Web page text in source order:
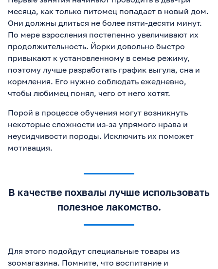
месяца, как только питомец попадает в новый дом.
Они должны длиться не более пяти-десяти минут.
По мере взросления постепенно увеличивают их
продолжительность. Йорки довольно быстро
привыкают к установленному в семье режиму,
поэтому лучше разработать график выгула, сна и
кормления. Его нужно соблюдать ежедневно,
чтобы любимец понял, чего от него хотят.
Порой в процессе обучения могут возникнуть
некоторые сложности из-за упрямого нрава и
неусидчивости породы. Исключить их поможет
мотивация.
В качестве похвалы лучше использовать
полезное лакомство.
Для этого подойдут специальные товары из
зоомагазина. Помните, что воспитание и